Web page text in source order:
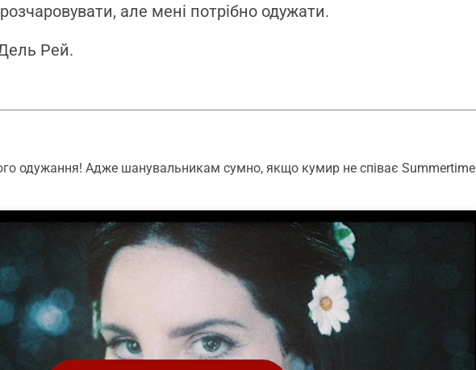
але мені потрібно одужати.
Рей.
одужання! Адже шанувальникам сумно, якщо кумир не співає Summertime